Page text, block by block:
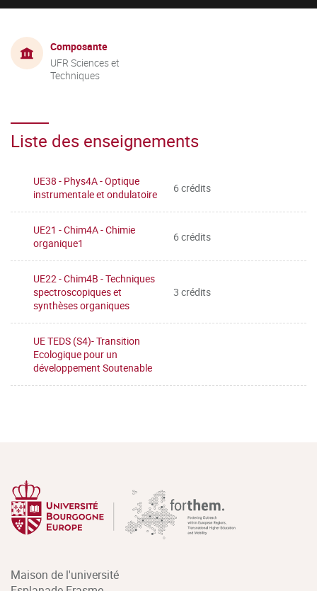
Composante
UFR Sciences et
Techniques
Liste des enseignements
UE38 - Phys4A - Optique
instrumentale et ondulatoire
6 crédits
UE21 - Chim4A - Chimie
organique1
6 crédits
UE22 - Chim4B - Techniques
spectroscopiques et
synthèses organiques
3 crédits
UE TEDS (S4)- Transition
Ecologique pour un
développement Soutenable
Maison de l'université